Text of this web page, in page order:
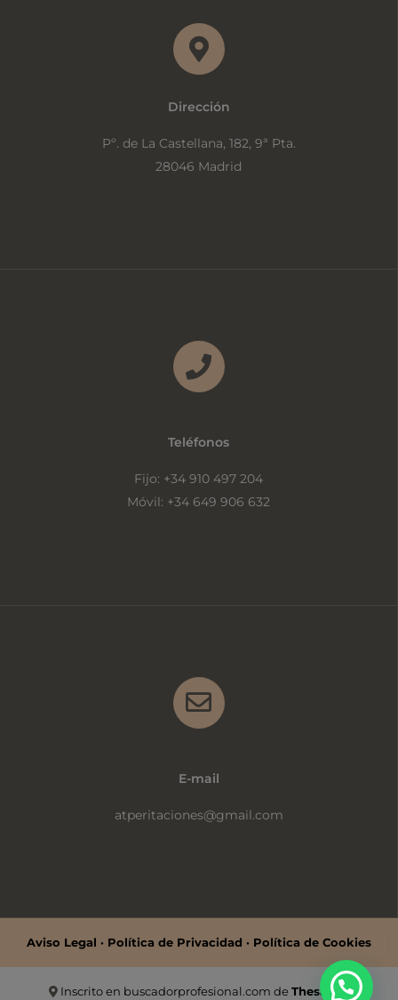
Dirección
Pº. de La Castellana, 182, 9ª Pta.
28046 Madrid
Teléfonos
Fijo: +34 910 497 204
Móvil: +34 649 906 632
E-mail
atperitaciones@gmail.com
Aviso Legal · Política de Privacidad · Política de Cookies
Inscrito en buscadorprofesional.com deThesauro